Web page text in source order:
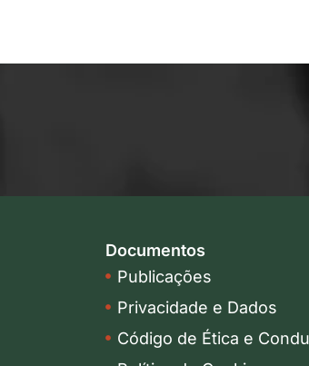
Documentos
Publicações
Privacidade e Dados
Código de Ética e